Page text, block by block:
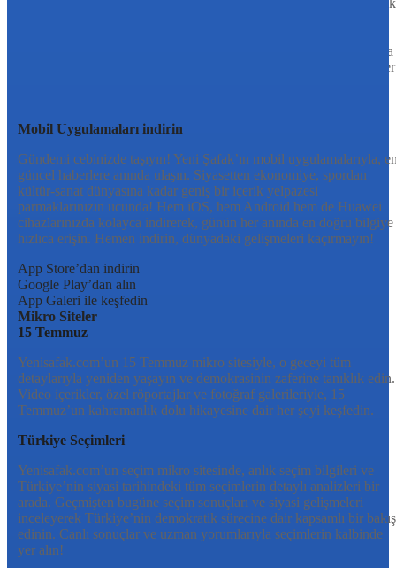
bir yelpazede sunduğu haberlerle, hem Türkiye’de hem de dünyada
neler olup bittiğini anında öğrenin. Dijital platformlarıyla her an, her
Mobil Uygulamaları indirin
Gündemi cebinizde taşıyın! Yeni Şafak’ın mobil uygulamalarıyla,
güncel haberlere anında ulaşın. Siyasetten ekonomiye, spordan
kültür-sanat dünyasına kadar geniş bir içerik yelpazesi
parmaklarınızın ucunda! Hem iOS, hem Android hem de Huawei
cihazlarınızda kolayca indirerek, günün her anında en doğru bilgiye
hızlıca erişin. Hemen indirin, dünyadaki gelişmeleri kaçırmayın!
App Store’dan indirin
Google Play’dan alın
App Galeri ile keşfedin
Mikro Siteler
15 Temmuz
Yenisafak.com’un 15 Temmuz mikro sitesiyle, o geceyi tüm
detaylarıyla yeniden yaşayın ve demokrasinin zaferine tanıklık edin.
Video içerikler, özel röportajlar ve fotoğraf galerileriyle, 15
Temmuz’un kahramanlık dolu hikayesine dair her şeyi keşfedin.
Türkiye Seçimleri
Yenisafak.com’un seçim mikro sitesinde, anlık seçim bilgileri ve
Türkiye’nin siyasi tarihindeki tüm seçimlerin detaylı analizleri bir
arada. Geçmişten bugüne seçim sonuçları ve siyasi gelişmeleri
inceleyerek Türkiye’nin demokratik sürecine dair kapsamlı bir bakış
edinin. Canlı sonuçlar ve uzman yorumlarıyla seçimlerin kalbinde
yer alın!